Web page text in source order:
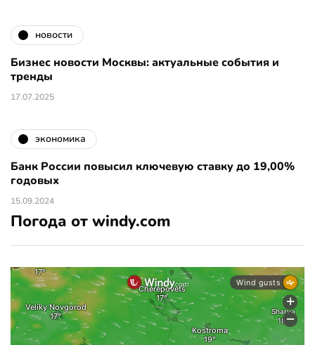
новости
Бизнес новости Москвы: актуальные события и
тренды
17.07.2025
экономика
Банк России повысил ключевую ставку до 19,00%
годовых
15.09.2024
Погода от windy.com